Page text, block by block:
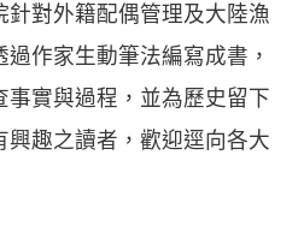
對外籍配偶管理及大陸漁
作家生動筆法編寫成書，
事實與過程，並為歷史留下
興趣之讀者，歡迎逕向各大